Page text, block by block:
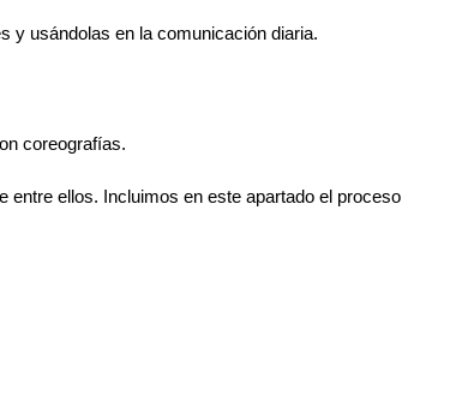
y usándolas en la comunicación diaria.
coreografías.
entre ellos. Incluimos en este apartado el proceso